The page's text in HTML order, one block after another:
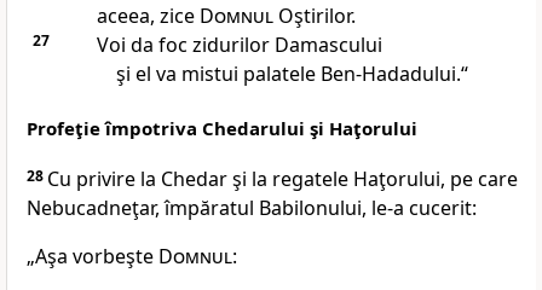
aceea, zice DomnulOştirilor.
27
Voi da foc zidurilor Damascului
şi el va mistui palatele Ben-Hadadului.“
Profeţie împotriva Chedarului şi Haţorului
28 Cu privire la Chedar şi la regatele Haţorului, pe care
Nebucadneţar, împăratul Babilonului, le-a cucerit:
„Aşa vorbeşte Domnul: